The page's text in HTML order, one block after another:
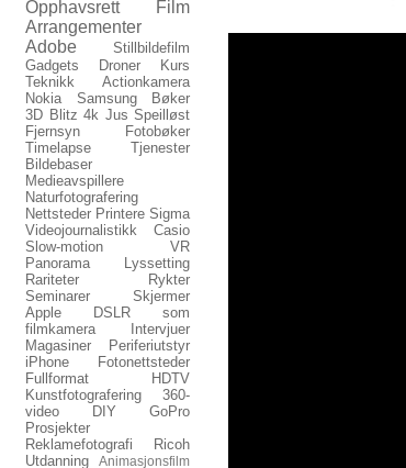
Opphavsrett
Film
Arrangementer
Adobe
Stillbildefilm
Gadgets
Droner
Kurs
Teknikk
Actionkamera
Nokia
Samsung
Bøker
3D Blitz 4k Jus Speilløst
Fjernsyn
Fotobøker
Timelapse
Tjenester
Bildebaser
Medieavspillere
Naturfotografering
Nettsteder Printere Sigma
Videojournalistikk
Casio
Slow-motion
VR
Panorama
Lyssetting
Rariteter
Rykter
Seminarer
Skjermer
Apple
DSLR som
filmkamera
Intervjuer
Magasiner
Periferiutstyr
iPhone
Fotonettsteder
Fullformat
HDTV
Kunstfotografering
360-
video
DIY
GoPro
Prosjekter
Reklamefotografi
Ricoh
Utdanning
Animasjonsfilm